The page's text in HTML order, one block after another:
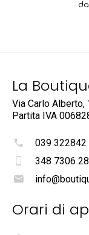
La
Via Carlo
Partita IVA
039 322842
348 7306
Orari di